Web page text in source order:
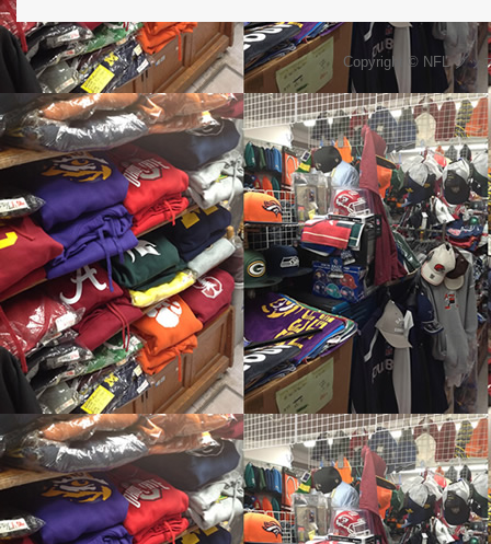
Copyright © NFL グッ